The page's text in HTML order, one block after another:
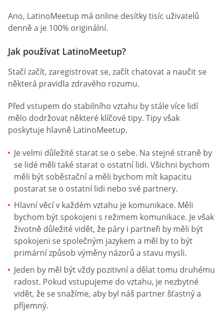
Ano, LatinoMeetup má online desítky tisíc uživatelů
denně a je 100% originální.
Jak používat LatinoMeetup?
Stačí začít, zaregistrovat se, začít chatovat a naučit se
některá pravidla zdravého rozumu.
Před vstupem do stabilního vztahu by stále více lidí
mělo dodržovat některé klíčové tipy. Tipy však
poskytuje hlavně LatinoMeetup.
Je velmi důležité starat se o sebe. Na stejné straně by
se lidé měli také starat o ostatní lidi. Všichni bychom
měli být soběstační a měli bychom mít kapacitu
postarat se o ostatní lidi nebo své partnery.
Hlavní věcí v každém vztahu je komunikace. Měli
bychom být spokojeni s režimem komunikace. Je však
životně důležité vidět, že páry i partneři by měli být
spokojeni se společným jazykem a měl by to být
primární způsob výměny názorů a stavu mysli.
Jeden by měl být vždy pozitivní a dělat tomu druhému
radost. Pokud vstupujeme do vztahu, je nezbytné
vidět, že se snažíme, aby byl náš partner šťastný a
příjemný.